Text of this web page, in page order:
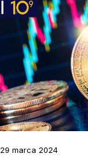
Posted
29 marca 2024